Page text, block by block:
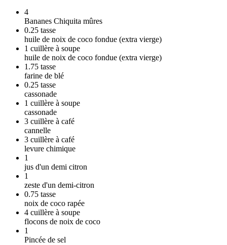
4
Bananes Chiquita mûres
0.25 tasse
huile de noix de coco fondue (extra vierge)
1 cuillère à soupe
huile de noix de coco fondue (extra vierge)
1.75 tasse
farine de blé
0.25 tasse
cassonade
1 cuillère à soupe
cassonade
3 cuillère à café
cannelle
3 cuillère à café
levure chimique
1
jus d'un demi citron
1
zeste d'un demi-citron
0.75 tasse
noix de coco rapée
4 cuillère à soupe
flocons de noix de coco
1
Pincée de sel